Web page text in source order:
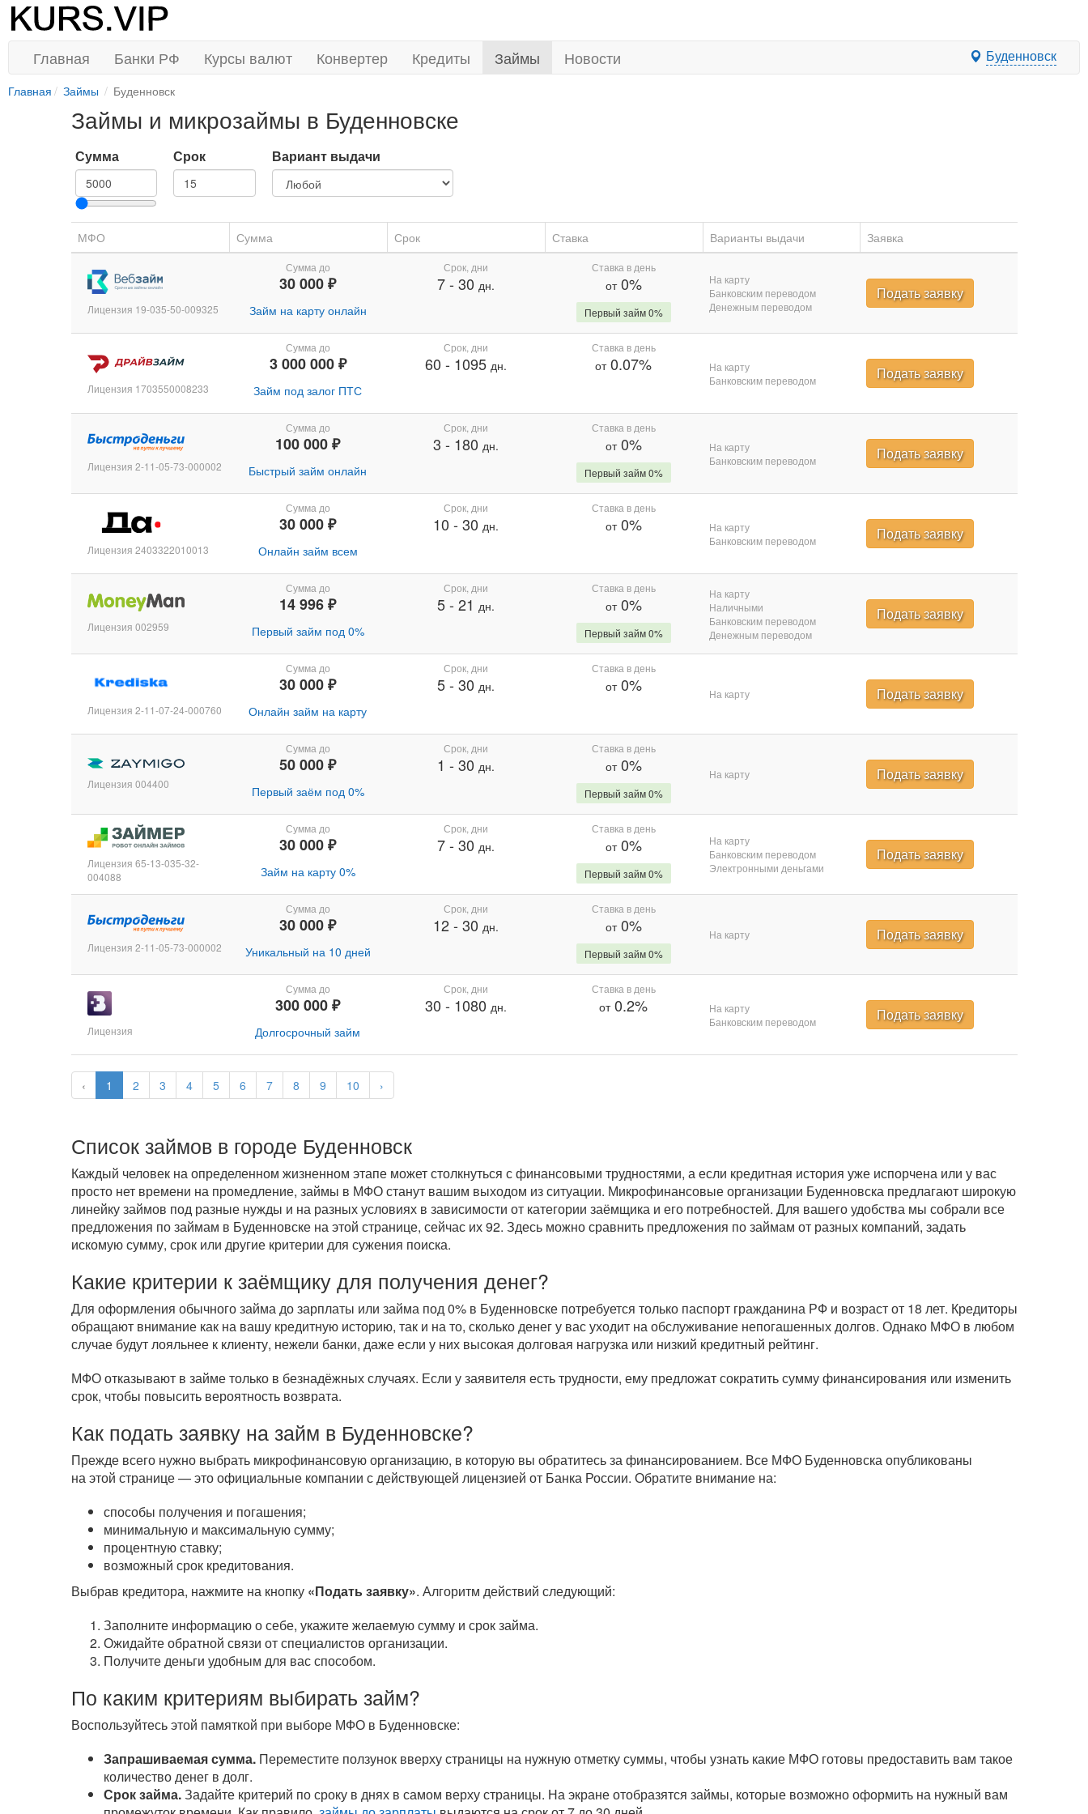
Главная Банки РФ Курсы валют Конвертер Кредиты Займы Новости Буденновск
Главная Займы Буденновск
Займы и микрозаймы в Буденновске
Сумма Срок Вариант выдачи
МФО Сумма Срок Ставка Варианты выдачи Заявка
‹ 1 2 3 4 5 6 7 8 9 10 ›
Лицензия 19-035-50-009325
Сумма до
30 000 ₽
Займ на карту онлайн
Срок, дни
7- 30 дн.
Ставка в день
от0%
Первый займ 0%
На карту
Банковским переводом
Денежным переводом
Подать заявку
Лицензия 1703550008233
Сумма до
3 000 000 ₽
Займ под залог ПТС
Срок, дни
60 - 1095 дн.
Ставка в день
от0.07%
На карту
Банковским переводом
Подать заявку
Лицензия 2-11-05-73-000002
Сумма до
100 000 ₽
Быстрый займ онлайн
Срок, дни
3 - 180 дн.
Ставка в день
от0%
Первый займ 0%
На карту
Банковским переводом
Подать заявку
Лицензия 2403322010013
Сумма до
30 000 ₽
Онлайн займ всем
Срок, дни
10 - 30 дн.
Ставка в день
от0%
На карту
Банковским переводом
Подать заявку
Лицензия 002959
Сумма до
14 996 ₽
Первый займ под 0%
Срок, дни
5- 21 дн.
Ставка в день
от0%
Первый займ 0%
На карту
Наличными
Банковским переводом
Денежным переводом
Подать заявку
Лицензия 2-11-07-24-000760
Сумма до
30 000 ₽
Онлайн займ на карту
Срок, дни
5- 30 дн.
Ставка в день
от0% На карту Подать заявку
Лицензия 004400
Сумма до
50 000 ₽
Первый заём под 0%
Срок, дни
1 - 30 дн.
Ставка в день
от0%
Первый займ 0%
На карту Подать заявку
Лицензия 65-13-035-32-
004088
Сумма до
30 000 ₽
Займ на карту 0%
Срок, дни
7- 30 дн.
Ставка в день
от0%
Первый займ 0%
На карту
Банковским переводом
Электронными деньгами
Подать заявку
Лицензия 2-11-05-73-000002
Сумма до
30 000 ₽
Уникальный на 10 дней
Срок, дни
12- 30 дн.
Ставка в день
от0%
Первый займ 0%
На карту Подать заявку
Лицензия
Сумма до
300 000 ₽
Долгосрочный займ
Срок, дни
30 - 1080 дн.
Ставка в день
от0.2%
На карту
Банковским переводом
Подать заявку
Список займов в городе Буденновск
Каждый человек на определенном жизненном этапе может столкнуться с финансовыми трудностями, а если кредитная история уже испорчена или у вас
просто нет времени на промедление, займы в МФО станут вашим выходом из ситуации. Микрофинансовые организации Буденновска предлагают широкую
линейку займов под разные нужды и на разных условиях в зависимости от категории заёмщика и его потребностей. Для вашего удобства мы собрали все
предложения по займам в Буденновске на этой странице, сейчас их 92. Здесь можно сравнить предложения по займам от разных компаний, задать
искомую сумму, срок или другие критерии для сужения поиска.
Какие критерии к заёмщику для получения денег?
Для оформления обычного займа до зарплаты или займа под 0% в Буденновске потребуется только паспорт гражданина РФ и возраст от 18 лет. Кредиторы
обращают внимание как на вашу кредитную историю, так и на то, сколько денег у вас уходит на обслуживание непогашенных долгов. Однако МФО в любом
случае будут лояльнее к клиенту, нежели банки, даже если у них высокая долговая нагрузка или низкий кредитный рейтинг.
МФО отказывают в займе только в безнадёжных случаях. Если у заявителя есть трудности, ему предложат сократить сумму финансирования или изменить
срок, чтобы повысить вероятность возврата.
Как подать заявку на займ в Буденновске?
Прежде всего нужно выбрать микрофинансовую организацию, в которую вы обратитесь за финансированием. Все МФО Буденновска опубликованы
на этой странице — это официальные компании с действующей лицензией от Банка России. Обратите внимание на:
способы получения и погашения;
минимальную и максимальную сумму;
процентную ставку;
возможный срок кредитования.
Выбрав кредитора, нажмите на кнопку «Подать заявку». Алгоритм действий следующий:
Заполните информацию о себе, укажите желаемую сумму и срок займа.
Ожидайте обратной связи от специалистов организации.
Получите деньги удобным для вас способом.
По каким критериям выбирать займ?
Воспользуйтесь этой памяткой при выборе МФО в Буденновске:
Запрашиваемая сумма.Переместите ползунок вверху страницы на нужную отметку суммы, чтобы узнать какие МФО готовы предоставить вам такое
количество денег в долг.
Срок займа.Задайте критерий по сроку в днях в самом верху страницы. На экране отобразятся займы, которые возможно оформить на нужный вам